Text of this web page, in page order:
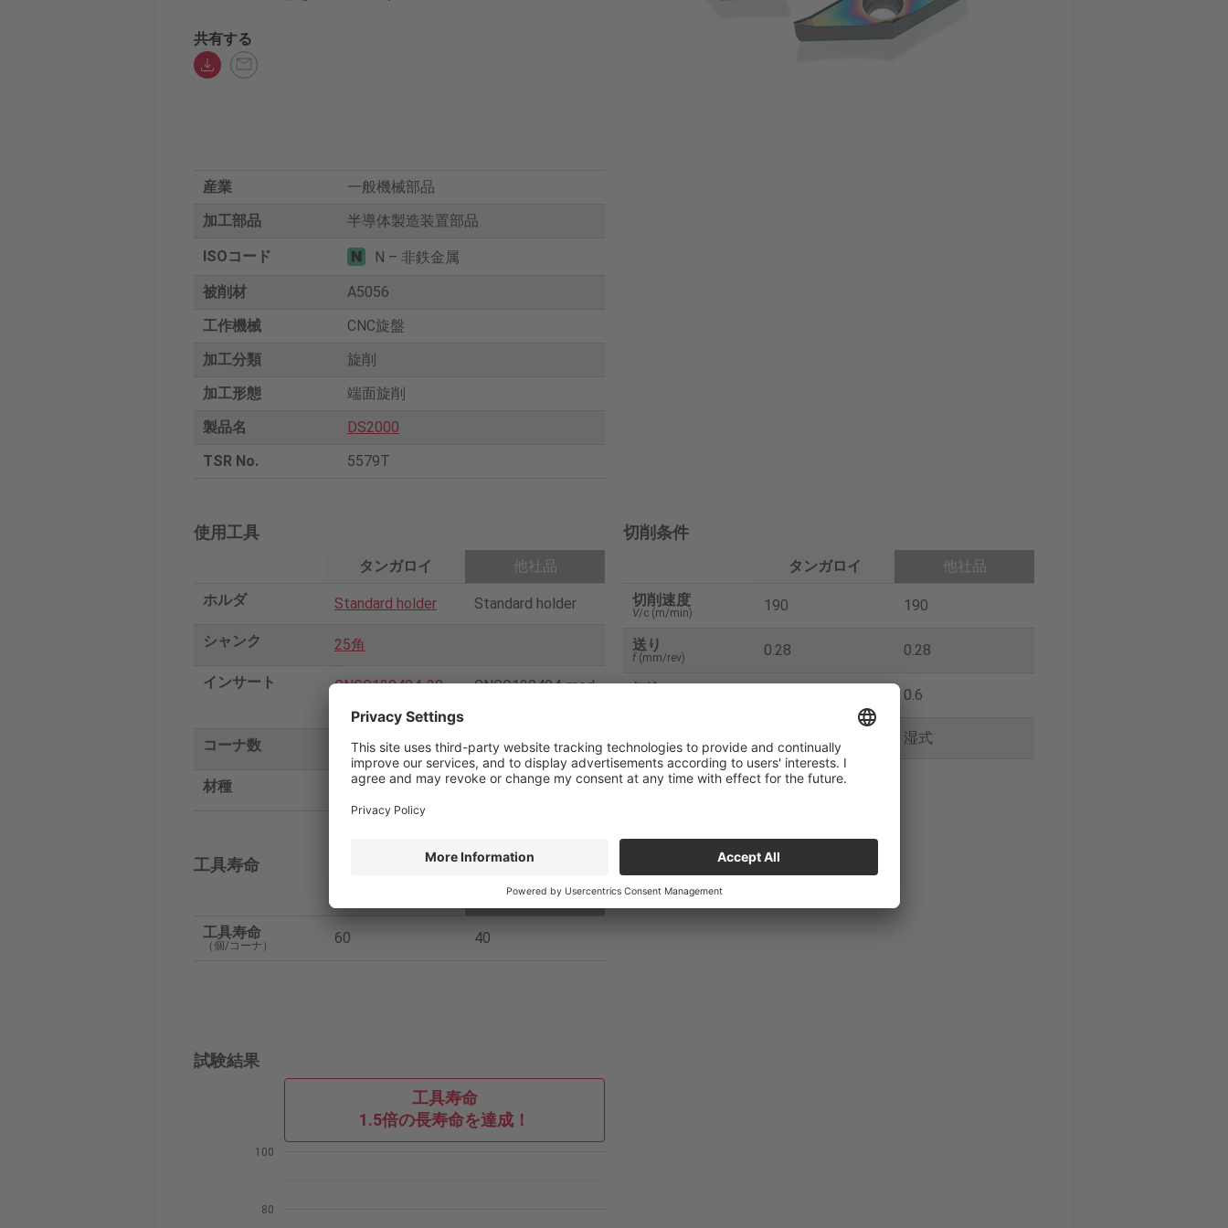
共有する
産業
一般機械部品
加工部品
半導体製造装置部品
ISOコード
N – 非鉄金属
被削材
A5056
工作機械
CNC旋盤
加工分類
旋削
加工形態
端面旋削
製品名
DS2000
TSR No.
5579T
使用工具
タンガロイ
他社品
ホルダ
Standard holder Standard holder
シャンク 25角
インサート
CNGG120404-28
DS2005
CNGG120404-med
コーナ数 4
材種 DS2005 Carbide grade
工具寿命
他社品
工具寿命
（個/コーナ） 60 40
切削条件
タンガロイ
他社品
切削速度
V/c (m/min) 190 190
送り
f (mm/rev) 0.28 0.28
切込み 0.6
湿式 湿式
試験結果
工具寿命
1.5倍の長寿命を達成！
80
100